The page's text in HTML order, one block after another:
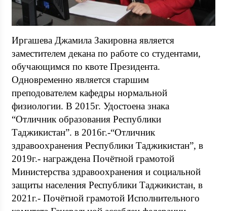
Иргашева Джамила Закировна является
заместителем декана по работе со студентами,
обучающимся по квоте Президента.
Одновременно является старшим
преподователем кафедры нормальной
физиологии. В 2015г. Удостоена знака
“Отличник образования Республики
Таджикистан”. в 2016г.-“Отличник
здравоохранения Республики Таджикистан”, в
2019г.- награждена Почётной грамотой
Министерства здравоохранения и социальной
защиты населения Республики Таджикистан, в
2021г.- Почётной грамотой Исполнительного